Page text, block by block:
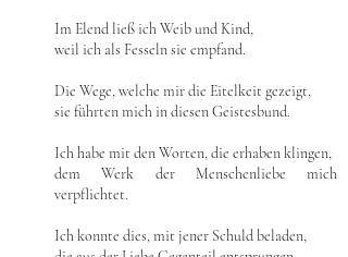
Im Elend ließ ich Weib und Kind,
weil ich als Fesseln sie empfand.
Die Wege, welche mir die Eitelkeit gezeigt,
sie führten mich in diesen Geistesbund.
Ich habe mit den Worten, die erhaben klingen,
dem Werk der Menschenliebe mich
verpflichtet.
Ich konnte dies, mit jener Schuld beladen,